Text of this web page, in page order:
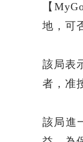
【
地，可
該局表
者，准
該局進